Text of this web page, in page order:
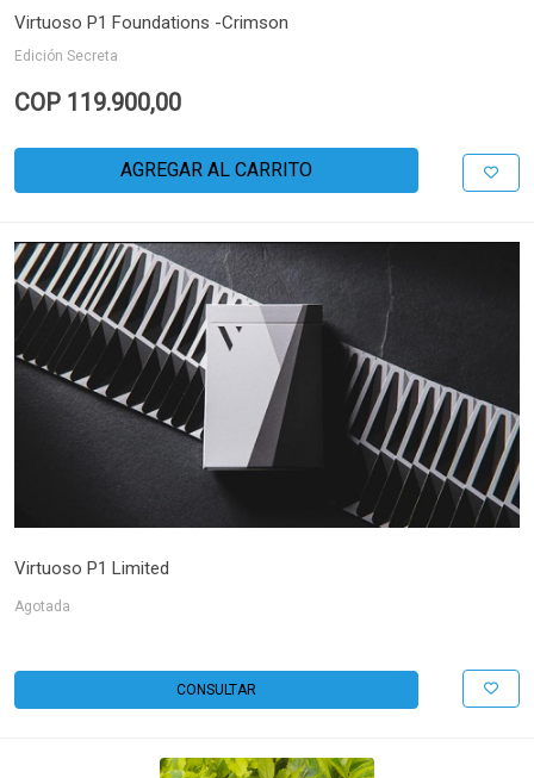
Virtuoso P1 Foundations -Crimson
Edición Secreta
COP 119.900,00
AGREGAR AL CARRITO
Virtuoso P1 Limited
Agotada
CONSULTAR